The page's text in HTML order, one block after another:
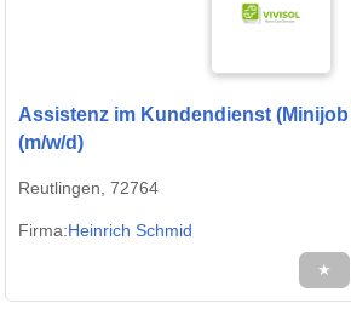
Assistenz im Kundendienst
(m/w/d)
Reutlingen, 72764
Firma:Heinrich Schmid
★